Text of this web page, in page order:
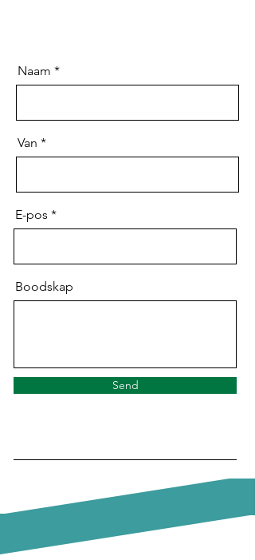
Naam
Van
E-pos
Boodskap
Send